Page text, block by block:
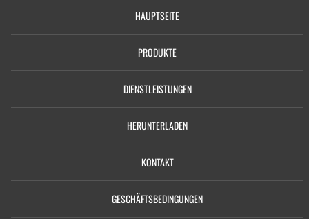
HAUPTSEITE
PRODUKTE
DIENSTLEISTUNGEN
HERUNTERLADEN
KONTAKT
GESCHÄFTSBEDINGUNGEN